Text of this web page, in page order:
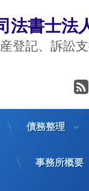
法書士法
登記、訴訟
債務整理
事務所概要